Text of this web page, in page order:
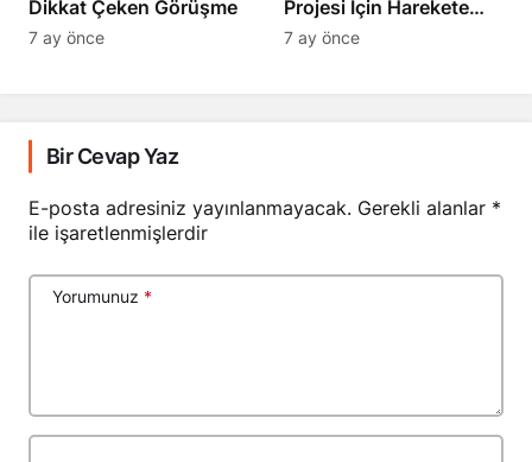
Dikkat Çeken Görüşme
7 ay önce
Projesi İçin Harekete
Geçti
7 ay önce
Bir Cevap Yaz
E-posta adresiniz yayınlanmayacak. Gerekli alanlar *
ile işaretlenmişlerdir
Yorumunuz *